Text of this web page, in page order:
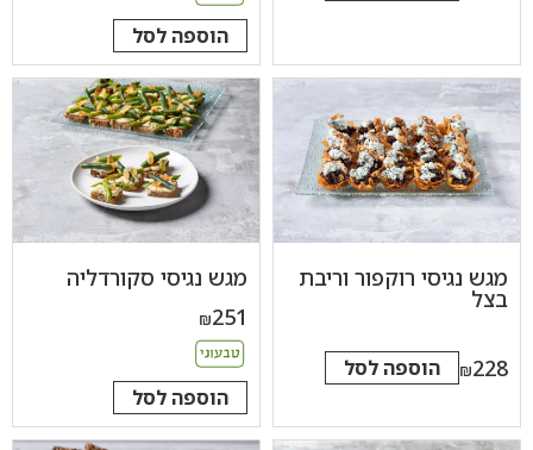
הוספה לסל
מגש נגיסי רוקפור וריבת
בצל
228
₪ הוספה לסל
מגש נגיסי סקורדליה
251
₪
הוספה לסל